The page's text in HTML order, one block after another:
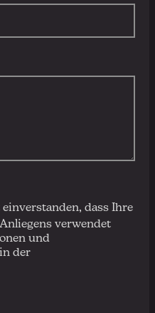
dass Ihre
verwendet
und
der